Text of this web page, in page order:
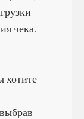
чека.
хотите